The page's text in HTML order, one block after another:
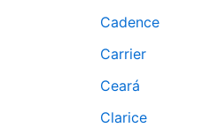
Cadence
Carrier
Ceará
Clarice